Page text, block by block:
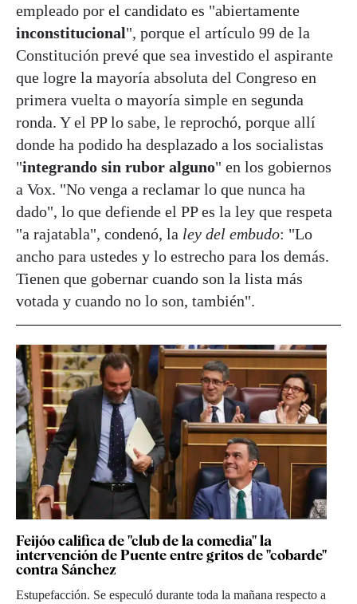
empleado por el candidato es "abiertamente
inconstitucional", porque el artículo 99 de la
Constitución prevé que sea investido el aspirante
que logre la mayoría absoluta del Congreso en
primera vuelta o mayoría simple en segunda
ronda. Y el PP lo sabe, le reprochó, porque allí
donde ha podido ha desplazado a los socialistas
"integrando sin rubor alguno" en los gobiernos
a Vox. "No venga a reclamar lo que nunca ha
dado", lo que defiende el PP es la ley que respeta
"a rajatabla", condenó, la ley del embudo: "Lo
ancho para ustedes y lo estrecho para los demás.
Tienen que gobernar cuando son la lista más
votada y cuando no lo son, también".
Feijóo califica de "club de la comedia" la
intervención de Puente entre gritos de "cobarde"
contra Sánchez
Estupefacción. Se especuló durante toda la mañana respecto a